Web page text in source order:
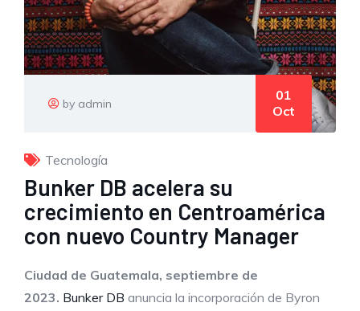
by admin
01
Oct
Tecnología
Bunker DB acelera su
crecimiento en Centroamérica
con nuevo Country Manager
Ciudad de Guatemala, septiembre de
2023. Bunker DB anuncia la incorporación de Byron